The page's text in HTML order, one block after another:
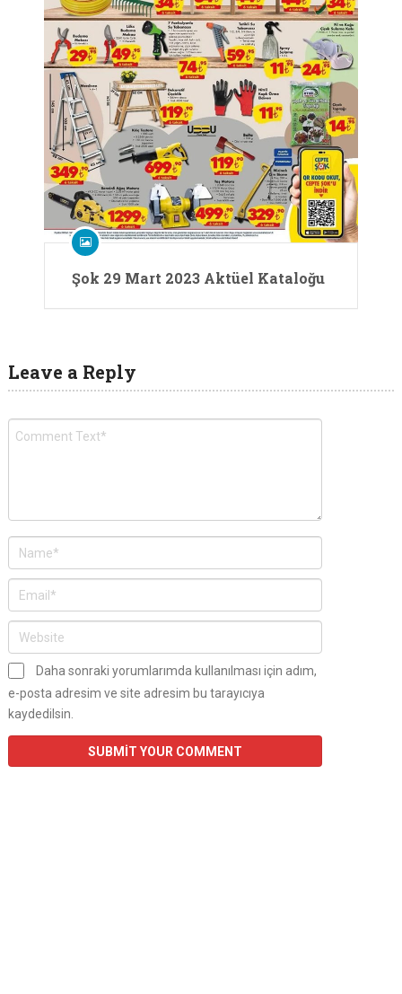
Şok 29 Mart 2023 Aktüel Kataloğu
Leave a Reply
Daha sonraki yorumlarımda kullanılması için adım,
e-posta adresim ve site adresim bu tarayıcıya
kaydedilsin.